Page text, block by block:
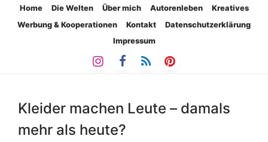
Home Die Welten Über mich Autorenleben
Kreatives
Werbung & Kooperationen
Kontakt
Datenschutzerklärung
Impressum
Kleider machen Leute – damals
mehr als heute?